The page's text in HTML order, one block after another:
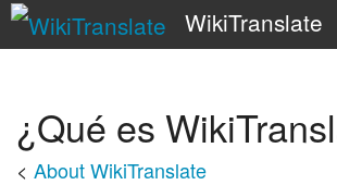
WikiTranslate
¿Qué es
< About WikiTranslate